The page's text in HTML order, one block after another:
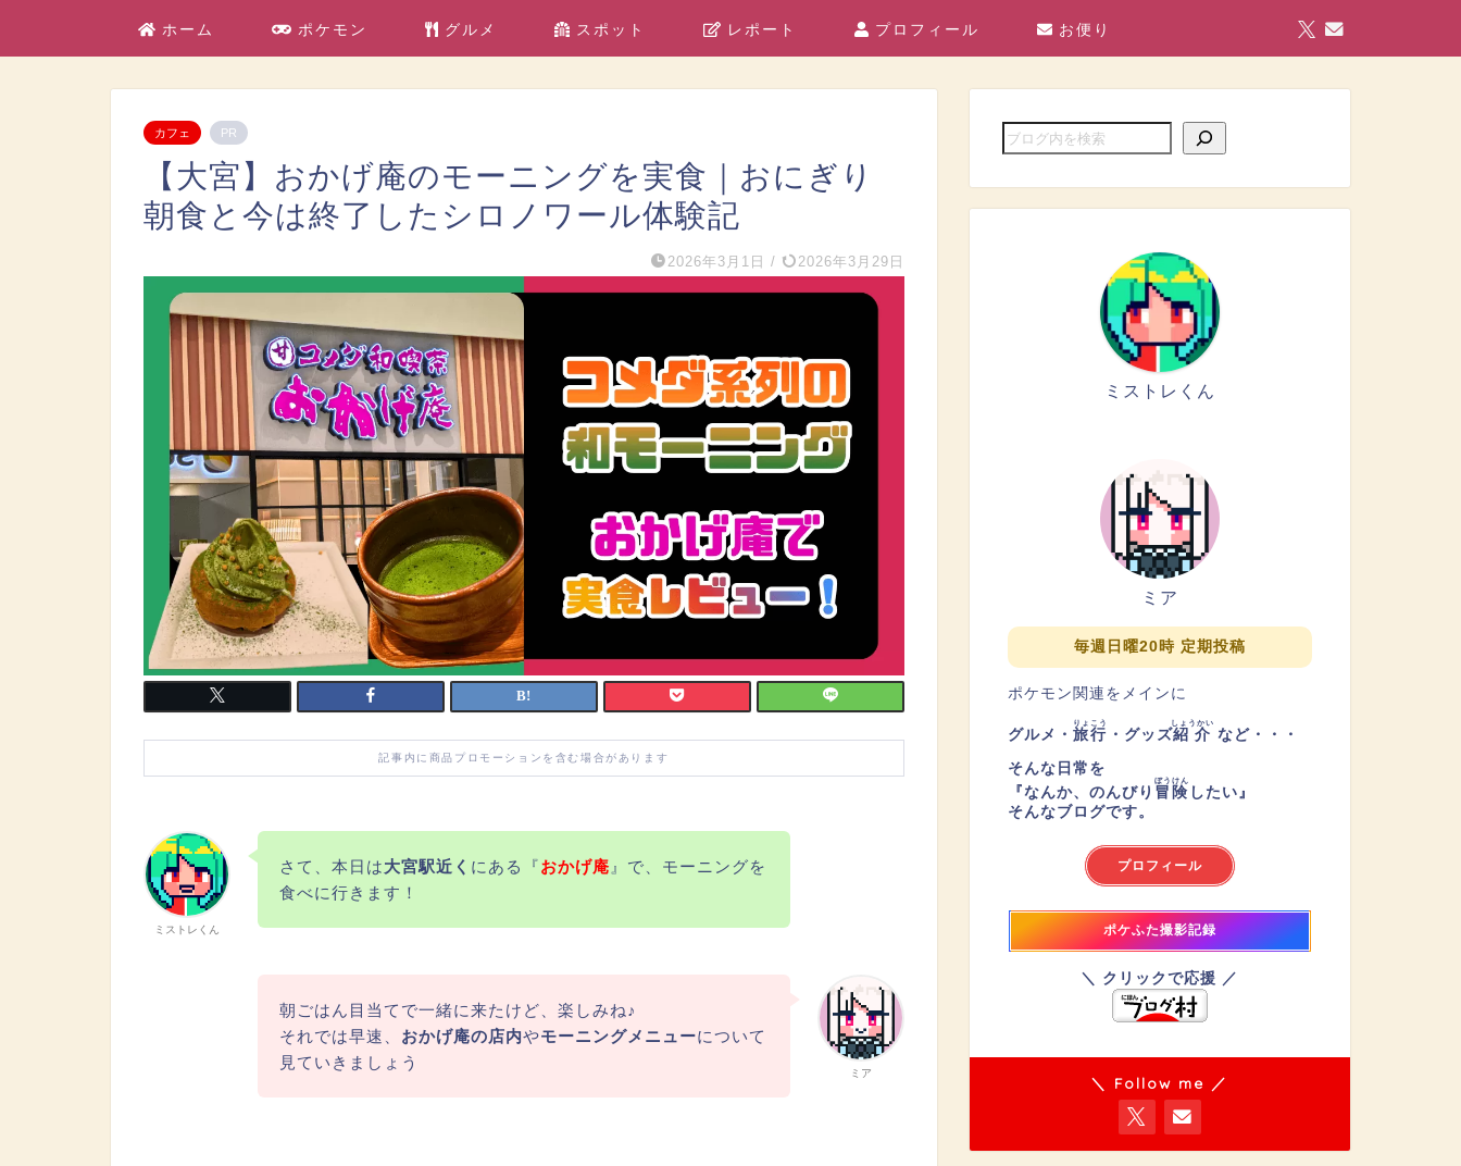
ホーム ポケモン グルメ スポット レポート プロフィール お便り
カフェ PR
【大宮】おかげ庵のモーニングを実食｜おにぎり
朝食と今は終了したシロノワール体験記
2026年3月1日 / 2026年3月29日
記事内に商品プロモーションを含む場合があります
ミストレくん
さて、本日は大宮駅近く にある『おかげ庵 』 で、モーニングを
食べに行きます！
ミア
朝ごはん目当てで一緒に来たけど、楽しみね♪
それでは早速、 おかげ庵の店内やモーニングメニューについて
見ていきましょう
ミストレくん
ミア
毎週日曜20時 定期投稿
ポケモン関連をメインに
グルメ・ 旅行
りょこう
・グッズ紹介
しょうかい
など・・・
そんな日常を
『なんか、のんびり 冒険
ぼうけん
したい』
そんなブログです。
プロフィール
ポケふた撮影記録
＼ クリックで応援 ／
＼ Follow me ／